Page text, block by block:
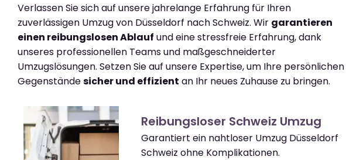
Verlassen Sie sich auf unsere jahrelange Erfahrung für Ihren
zuverlässigen Umzug von Düsseldorf nach Schweiz. Wir garantieren
einen reibungslosen Ablauf und eine stressfreie Erfahrung, dank
unseres professionellen Teams und maßgeschneiderter
Umzugslösungen. Setzen Sie auf unsere Expertise, um Ihre persönlichen
Gegenständesicher und effizient an Ihr neues Zuhause zu bringen.
Reibungsloser Schweiz Umzug
Garantiert ein nahtloser Umzug Düsseldorf
Schweiz ohne Komplikationen.